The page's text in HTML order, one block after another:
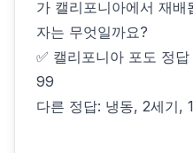
가 캘리포니아에서 재
자는 무엇일까요?
✅ 캘리포니아 포도 정답
99
다른 정답: 냉동, 2세기,